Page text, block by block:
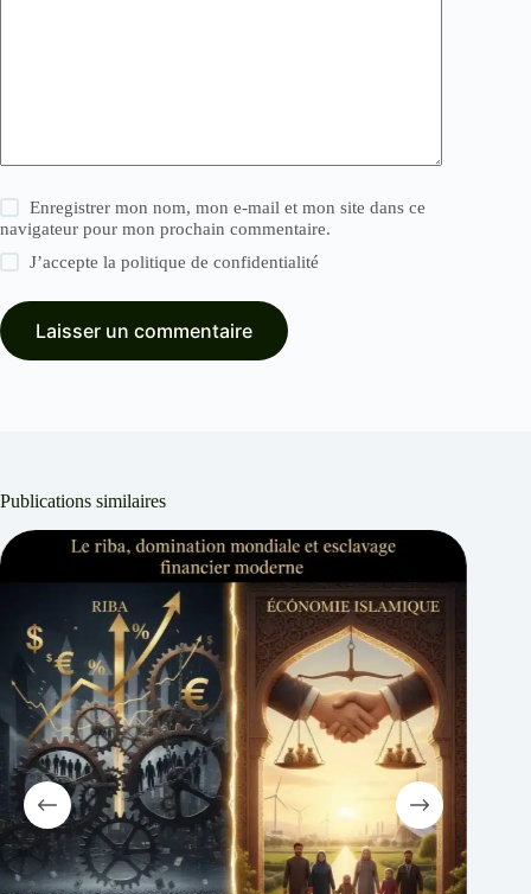
Enregistrer mon nom, mon e-mail et mon site dans ce
navigateur pour mon prochain commentaire.
J’accepte lapolitique de confidentialité
Laisser un commentaire
Publications similaires